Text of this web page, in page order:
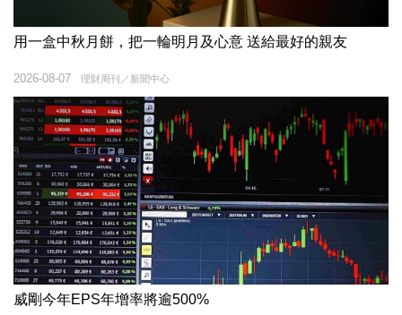
用一盒中秋月餅，把一輪明月及心意 送給最好的親友
理財周刊／新聞中心
2026-08-07
威剛今年EPS年增率將逾500%